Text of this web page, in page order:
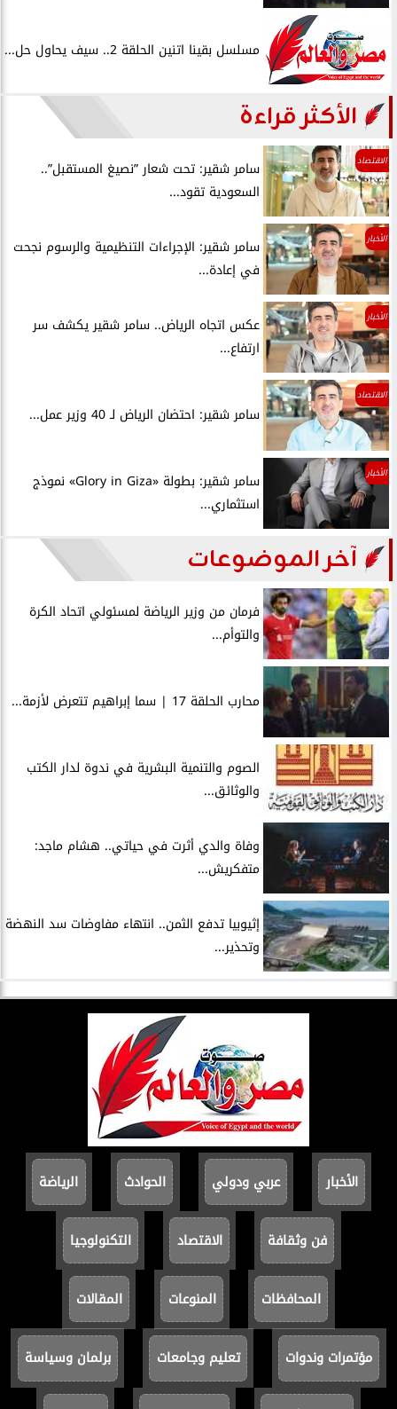
مسلسل بقينا اتنين الحلقة 2.. سيف يحاول حل...
الأكثر قراءة
الاقتصاد
سامر شقير: تحت شعار ”نصيغ المستقبل”..
السعودية تقود...
الأخبار
سامر شقير: الإجراءات التنظيمية والرسوم نجحت
في إعادة...
الأخبار
عكس اتجاه الرياض.. سامر شقير يكشف سر
ارتفاع...
الاقتصاد
سامر شقير: احتضان الرياض لـ 40 وزير عمل...
الأخبار
سامر شقير: بطولة «Glory in Giza» نموذج
استثماري...
آخر الموضوعات
فرمان من وزير الرياضة لمسئولي اتحاد الكرة
والتوأم...
محارب الحلقة 17 | سما إبراهيم تتعرض لأزمة...
الصوم والتنمية البشرية في ندوة لدار الكتب
والوثائق...
وفاة والدي أثرت في حياتي.. هشام ماجد:
متفكريش...
إثيوبيا تدفع الثمن.. انتهاء مفاوضات سد النهضة
وتحذير...
الأخبار عربي ودولي الحوادث الرياضة
فن وثقافة الاقتصاد التكنولوجيا
المحافظات المنوعات المقالات
مؤتمرات وندوات تعليم وجامعات برلمان وسياسة